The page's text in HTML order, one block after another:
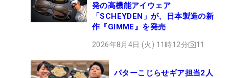
発の高機能アイウェア
「SCHEYDEN」が、日本製造の新
作『GIMME』を発売
2026年8月4日 (火) 11時12分 11
パターこじらせギア担当2人